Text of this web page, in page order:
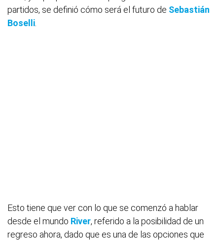
partidos, se definió cómo será el futuro de Sebastián
Boselli
Esto tiene que ver con lo que se comenzó a hablar
desde el mundo River, referido a la posibilidad de un
regreso ahora, dado que es una de las opciones que